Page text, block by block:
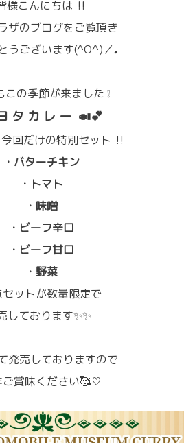
様こんにちは ‼
ザのブログをご覧頂き
うございます(^O^)／♩
この季節が来ました ❕
タ カ レ ー 🍛💕
回だけの特別セット ‼
・バターチキン
・トマト
・味噌
・ビーフ辛口
・ビーフ甘口
・野菜
セットが数量限定で
しております✨✨
発売しておりますので
ご賞味ください🥰♡